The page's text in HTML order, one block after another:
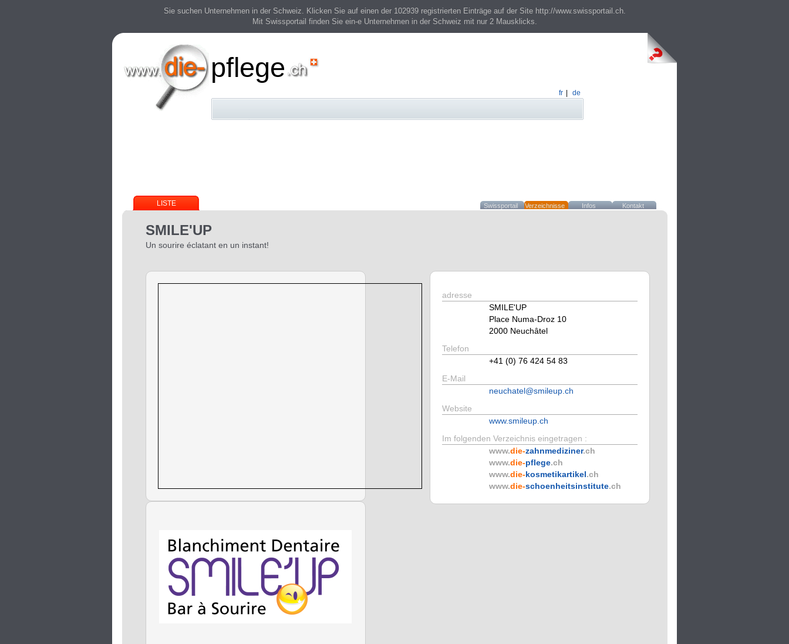
Sie suchen Unternehmen in der Schweiz. Klicken Sie auf einen der 102939 registrierten Einträge auf der Site http://www.swissportail.ch.
Mit Swissportail finden Sie ein-e Unternehmen in der Schweiz mit nur 2 Mausklicks.
pflege
fr de
LISTE Swissportail Verzeichnisse Infos Kontakt
SMILE'UP
Un sourire éclatant en un instant!
adresse
SMILE'UP
Place Numa-Droz 10
2000 Neuchâtel
Telefon
+41 (0) 76 424 54 83
E-Mail
neuchatel@smileup.ch
Website
www.smileup.ch
Im folgenden Verzeichnis eingetragen :
www.die-zahnmediziner.ch
www.die-pflege.ch
www.die-kosmetikartikel.ch
www.die-schoenheitsinstitute.ch